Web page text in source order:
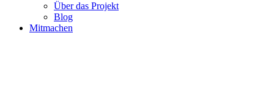
Über das Projekt
Blog
Mitmachen